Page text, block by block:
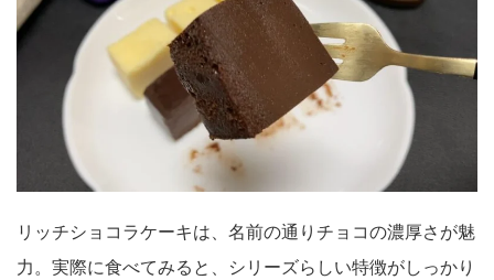
リッチショコラケーキは、名前の通りチョコの濃厚さが魅
力。実際に食べてみると、シリーズらしい特徴がしっかり